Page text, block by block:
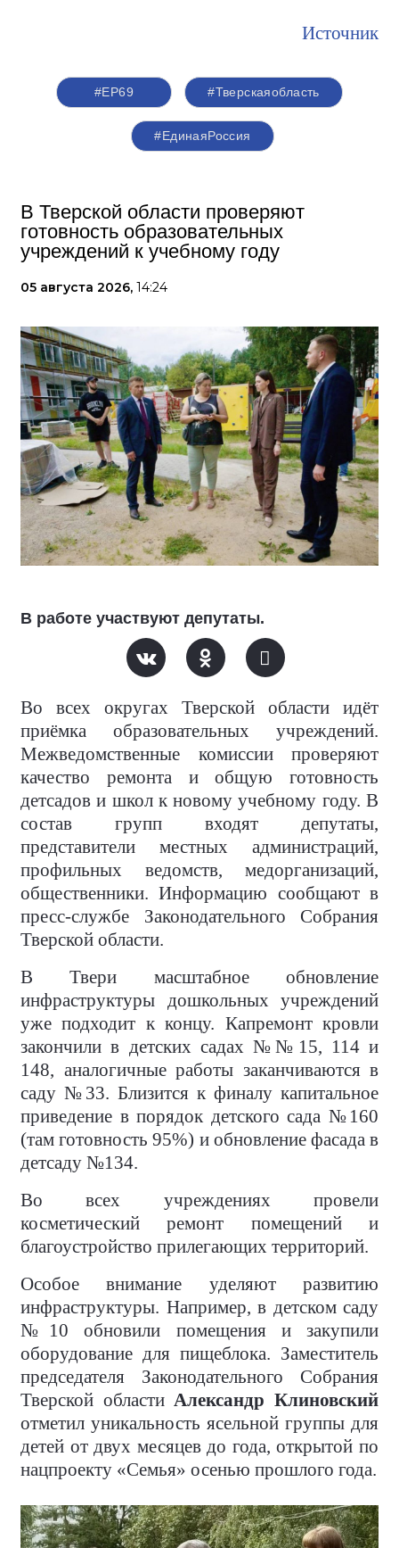
Источник
#ЕР69 #Тверскаяобласть
#‎ЕдинаяРоссия
В Тверской области проверяют
готовность образовательных
учреждений к учебному году
05 августа 2026, 14:24
В работе участвуют депутаты.
Во всех округах Тверской области идёт
приёмка образовательных учреждений.
Межведомственные комиссии проверяют
качество ремонта и общую готовность
детсадов и школ к новому учебному году. В
состав групп входят депутаты,
представители местных администраций,
профильных ведомств, медорганизаций,
общественники. Информацию сообщают в
пресс-службе Законодательного Собрания
Тверской области.
В Твери масштабное обновление
инфраструктуры дошкольных учреждений
уже подходит к концу. Капремонт кровли
закончили в детских садах №№15, 114 и
148, аналогичные работы заканчиваются в
саду №33. Близится к финалу капитальное
приведение в порядок детского сада №160
(там готовность 95%) и обновление фасада в
детсаду №134.
Во всех учреждениях провели
косметический ремонт помещений и
благоустройство прилегающих территорий.
Особое внимание уделяют развитию
инфраструктуры. Например, в детском саду
№10 обновили помещения и закупили
оборудование для пищеблока. Заместитель
председателя Законодательного Собрания
Тверской области Александр Клиновский
отметил уникальность ясельной группы для
детей от двух месяцев до года, открытой по
нацпроекту «Семья» осенью прошлого года.